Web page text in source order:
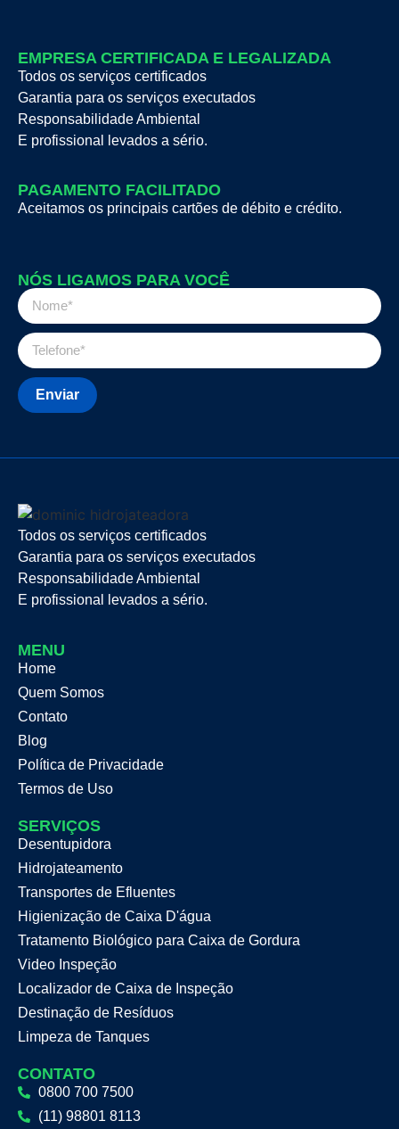
EMPRESA CERTIFICADA E LEGALIZADA
Todos os serviços certificados
Garantia para os serviços executados
Responsabilidade Ambiental
E profissional levados a sério.
PAGAMENTO FACILITADO
Aceitamos os principais cartões de débito e crédito.
NÓS LIGAMOS PARA VOCÊ
Enviar
Todos os serviços certificados
Garantia para os serviços executados
Responsabilidade Ambiental
E profissional levados a sério.
MENU
Home
Quem Somos
Contato
Blog
Política de Privacidade
Termos de Uso
SERVIÇOS
Desentupidora
Hidrojateamento
Transportes de Efluentes
Higienização de Caixa D'água
Tratamento Biológico para Caixa de Gordura
Video Inspeção
Localizador de Caixa de Inspeção
Destinação de Resíduos
Limpeza de Tanques
CONTATO
0800 700 7500
(11) 98801 8113